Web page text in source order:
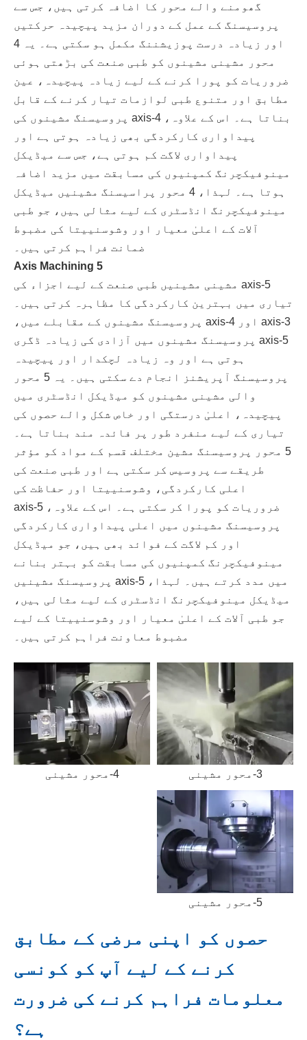
گھومنے والے محور کا اضافہ کرتی ہیں، جس سے
پروسیسنگ کے عمل کے دوران مزید پیچیدہ حرکتیں
اور زیادہ درست پوزیشننگ مکمل ہو سکتی ہے۔ یہ 4
محور مشینی مشینوں کو طبی صنعت کی بڑھتی ہوئی
ضروریات کو پورا کرنے کے لیے زیادہ پیچیدہ، عین
مطابق اور متنوع طبی لوازمات تیار کرنے کے قابل
بناتا ہے۔ اس کے علاوہ، 4-axis پروسیسنگ مشینوں کی
پیداواری کارکردگی بھی زیادہ ہوتی ہے اور
پیداواری لاگت کم ہوتی ہے، جس سے میڈیکل
مینوفیکچرنگ کمپنیوں کی مسابقت میں مزید اضافہ
ہوتا ہے۔ لہذا، 4 محور پراسیسنگ مشینیں میڈیکل
مینوفیکچرنگ انڈسٹری کے لیے مثالی ہیں، جو طبی
آلات کے اعلیٰ معیار اور وشوسنییتا کی مضبوط
ضمانت فراہم کرتی ہیں۔
5 Axis Machining
5-axis مشینی مشینیں طبی صنعت کے لیے اجزاء کی
تیاری میں بہترین کارکردگی کا مظاہرہ کرتی ہیں۔
3-axis اور 4-axis پروسیسنگ مشینوں کے مقابلے میں،
5-axis پروسیسنگ مشینوں میں آزادی کی زیادہ ڈگری
ہوتی ہے اور وہ زیادہ لچکدار اور پیچیدہ
پروسیسنگ آپریشنز انجام دے سکتی ہیں۔ یہ 5 محور
والی مشینی مشینوں کو میڈیکل انڈسٹری میں
پیچیدہ، اعلیٰ درستگی اور خاص شکل والے حصوں کی
تیاری کے لیے منفرد طور پر فائدہ مند بناتا ہے۔
5 محور پروسیسنگ مشین مختلف قسم کے مواد کو مؤثر
طریقے سے پروسیس کر سکتی ہے اور طبی صنعت کی
اعلی کارکردگی، وشوسنییتا اور حفاظت کی
ضروریات کو پورا کر سکتی ہے۔ اس کے علاوہ، 5-axis
پروسیسنگ مشینوں میں اعلی پیداواری کارکردگی
اور کم لاگت کے فوائد بھی ہیں، جو میڈیکل
مینوفیکچرنگ کمپنیوں کی مسابقت کو بہتر بنانے
میں مدد کرتے ہیں۔ لہذا، 5-axis پروسیسنگ مشینیں
میڈیکل مینوفیکچرنگ انڈسٹری کے لیے مثالی ہیں،
جو طبی آلات کے اعلیٰ معیار اور وشوسنییتا کے لیے
مضبوط معاونت فراہم کرتی ہیں۔
3-محور مشینی 4-محور مشینی
5-محور مشینی
حصوں کو اپنی مرضی کے مطابق
کرنے کے لیے آپ کو کونسی
معلومات فراہم کرنے کی ضرورت
ہے؟